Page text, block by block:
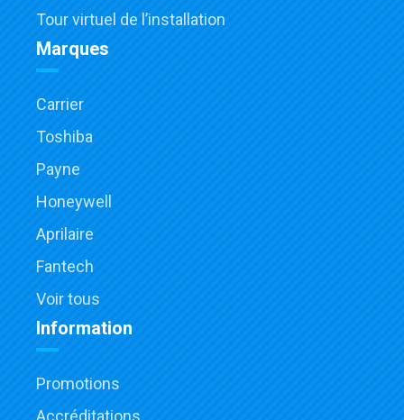
Tour virtuel de l’installation
Marques
Carrier
Toshiba
Payne
Honeywell
Aprilaire
Fantech
Voir tous
Information
Promotions
Accréditations